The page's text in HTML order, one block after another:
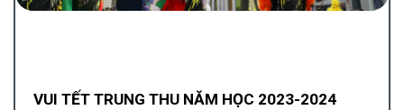
VUI TẾT TRUNG THU NĂM HỌC 2023-2024